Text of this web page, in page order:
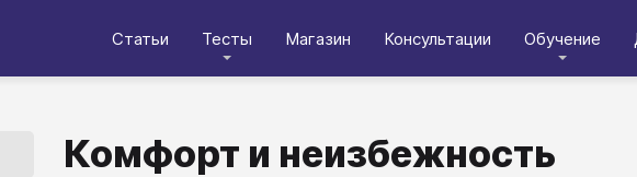
Статьи Тесты Магазин Консультации Обучение
Комфорт и неизбежность